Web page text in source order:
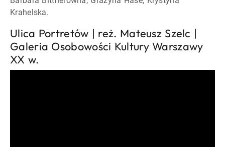
Krahelska.
Ulica Portretów | reż. Mateusz Szelc |
Galeria Osobowości Kultury Warszawy
XX w.